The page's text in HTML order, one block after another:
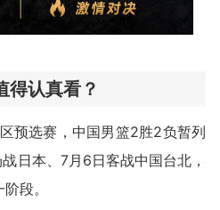
得认真看？
预选赛，中国男篮2胜2负暂列
日本、7月6日客战中国台北，
段。